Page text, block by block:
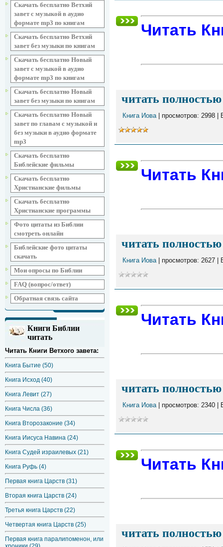
Скачать бесплатно Ветхий
завет с музыкой в аудио
формате mp3 по книгам
Скачать бесплатно Ветхий
завет без музыки по книгам
Скачать бесплатно Новый
завет с музыкой в аудио
формате mp3 по книгам
Скачать бесплатно Новый
завет без музыки по книгам
Скачать бесплатно Новый
завет по главам с музыкой и
без музыки в аудио формате
mp3
Скачать бесплатно
Библейские фильмы
Скачать бесплатно
Христианские фильмы
Скачать бесплатно
Христианские программы
Фото цитаты из Библии
смотреть онлайн
Библейские фото цитаты
скачать
Мои опросы по Библии
FAQ (вопрос/ответ)
Обратная связь сайта
Книги Библии
читать
Читать Книги Ветхого завета:
Книга Бытие (50)
Книга Исход (40)
Книга Левит (27)
Книга Числа (36)
Книга Второзаконие (34)
Книга Иисуса Навина (24)
Книга Судей израилевых (21)
Книга Руфь (4)
Первая книга Царств (31)
Вторая книга Царств (24)
Третья книга Царств (22)
Четвертая книга Царств (25)
Первая книга паралипоменон, или
Читать
читать
Книга Иова | просмотров: 2998
Читать
читать
Книга Иова | просмотров: 2627
Читать
читать
Книга Иова | просмотров: 2340
Читать
читать